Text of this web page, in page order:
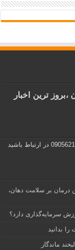
ترین اخبار
درمان بر سلامت دهان،
سرمایه‌گذاری دارد؟
بدانید
ماندگار